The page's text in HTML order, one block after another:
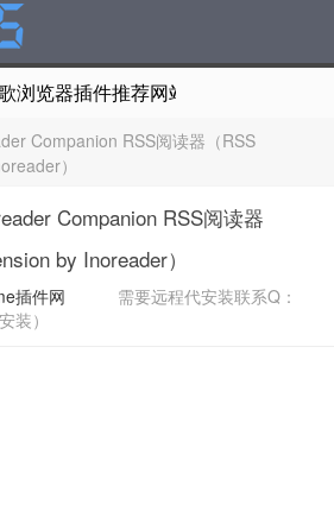
浏览器插件推荐网站，非Google
Companion RSS阅读器（RSS
）
Companion RSS阅读器
by Inoreader）
插件网
需要远程代安装联系Q：
装）